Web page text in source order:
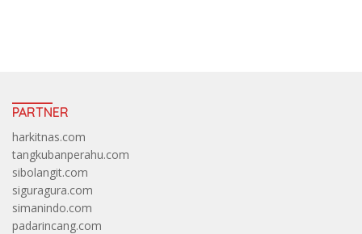
PARTNER
harkitnas.com
tangkubanperahu.com
sibolangit.com
siguragura.com
simanindo.com
padarincang.com